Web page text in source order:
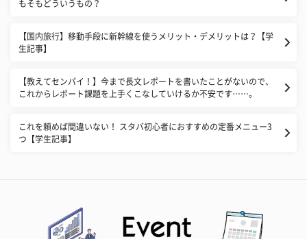
もそもどういうもの？
【国内旅行】移動手段に新幹線を使うメリット・デメリットは？【学
生記事】
【教えてセンパイ！】今まで長文レポートを書いたことがないので、
これからレポート課題を上手くこなしていけるか不安です……。
これを頼めば間違いない！ スタバ初心者におすすめの定番メニュー3
つ【学生記事】